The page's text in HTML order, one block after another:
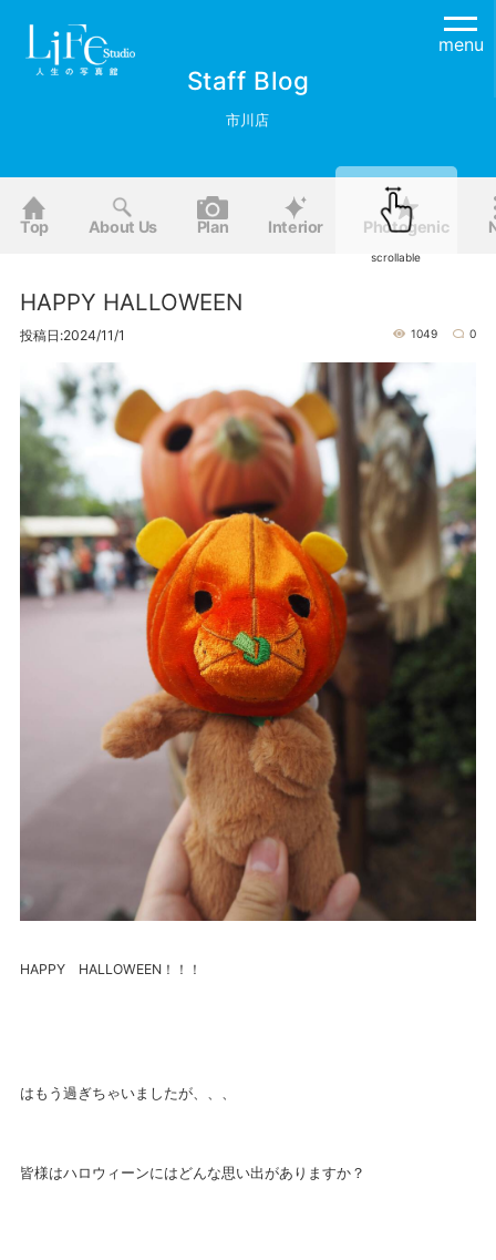
menu
Staff Blog
市川店
Top About Us Plan Interior Photogenic
scrollable
HAPPY HALLOWEEN
投稿日:2024/11/1 1049 0
HAPPY HALLOWEEN！！！
はもう過ぎちゃいましたが、、、
皆様はハロウィーンにはどんな思い出がありますか？